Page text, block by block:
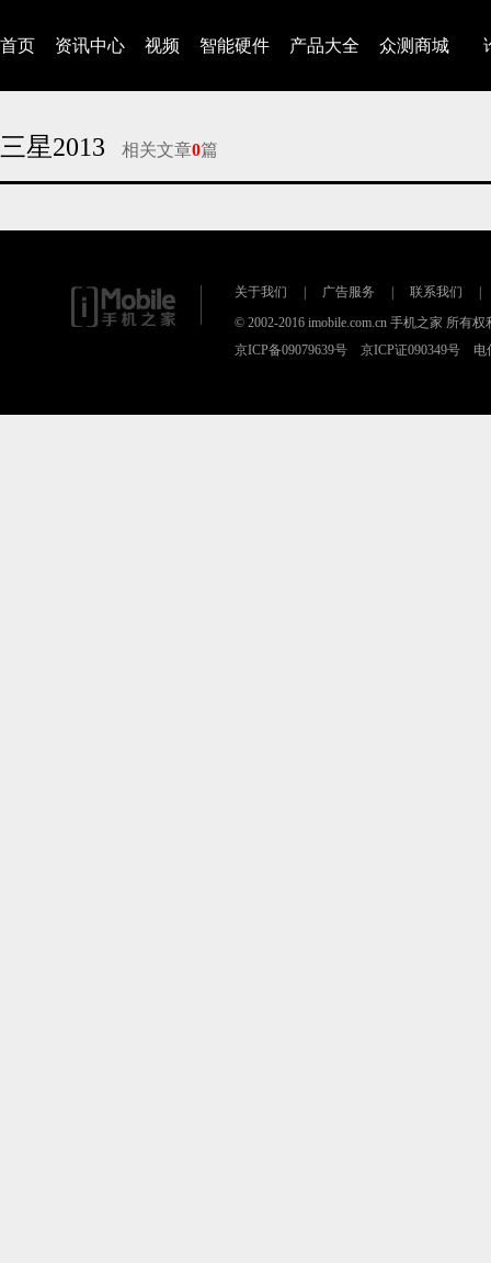
首页 资讯中心 视频 智能硬件 产品大全 众测商城
三星2013 相关文章0篇
关于我们 广告服务 联系我们
© 2002-2016 imobile.com.cn 手机之家 所有权
京ICP备09079639号 京ICP证090349号 电